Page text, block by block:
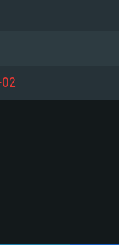
(client
(client
(client